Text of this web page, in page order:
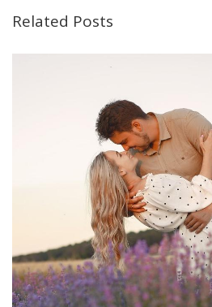
Related Posts